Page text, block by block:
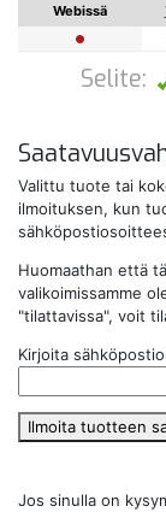
Webissä
Selite:
Valittu tuote tai
ilmoituksen, kun
Huomaathan että
valikoimissamme
"tilattavissa", voit
Kirjoita
Ilmoita tuotteen
Jos sinulla on